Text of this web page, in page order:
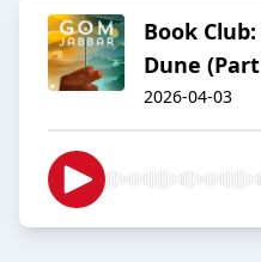
Book
Dune
2026-04-03